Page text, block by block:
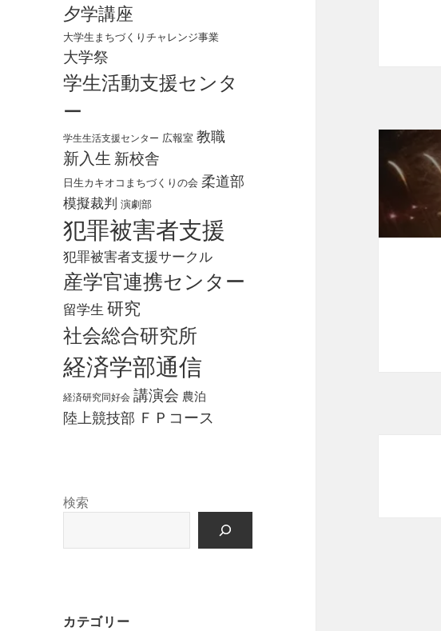
夕学講座
大学生まちづくりチャレンジ事業
大学祭
学生活動支援センタ
ー
学生生活支援センター 広報室 教職
新入生 新校舎
日生カキオコまちづくりの会 柔道部
模擬裁判 演劇部
犯罪被害者支援
犯罪被害者支援サークル
産学官連携センター
留学生 研究
社会総合研究所
経済学部通信
経済研究同好会 講演会 農泊
陸上競技部 ＦＰコース
検索
カテゴリー
ゲ